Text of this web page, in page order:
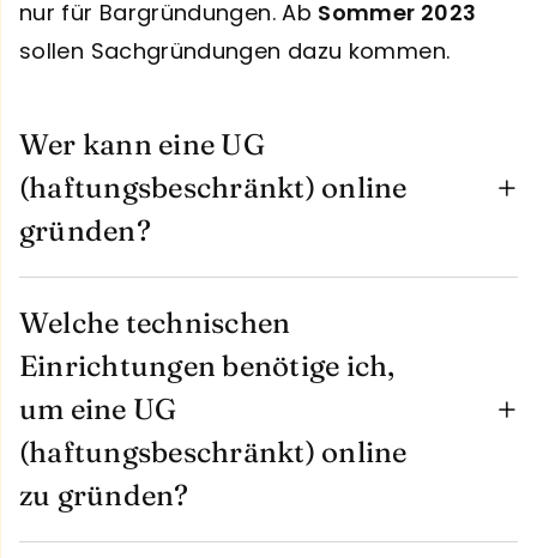
nur für Bargründungen. Ab Sommer 2023
sollen Sachgründungen dazu kommen.
Wer kann eine UG
(haftungsbeschränkt) online
gründen?
Welche technischen
Einrichtungen benötige ich,
um eine UG
(haftungsbeschränkt) online
zu gründen?